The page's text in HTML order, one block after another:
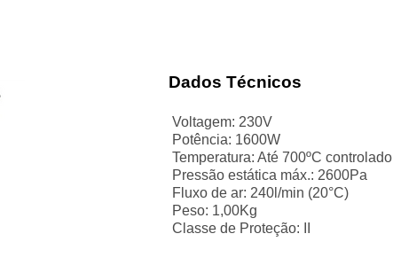
Dados Técnicos
Voltagem: 230V
Potência: 1600W
Temperatura: Até 700ºC controlado
Pressão estática máx.: 2600Pa
Fluxo de ar: 240l/min (20°C)
Peso: 1,00Kg
Classe de Proteção: II